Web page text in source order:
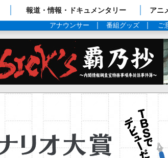
報道・情報・ドキュメンタリー アニ
アナウンサー 番組グッズ ご